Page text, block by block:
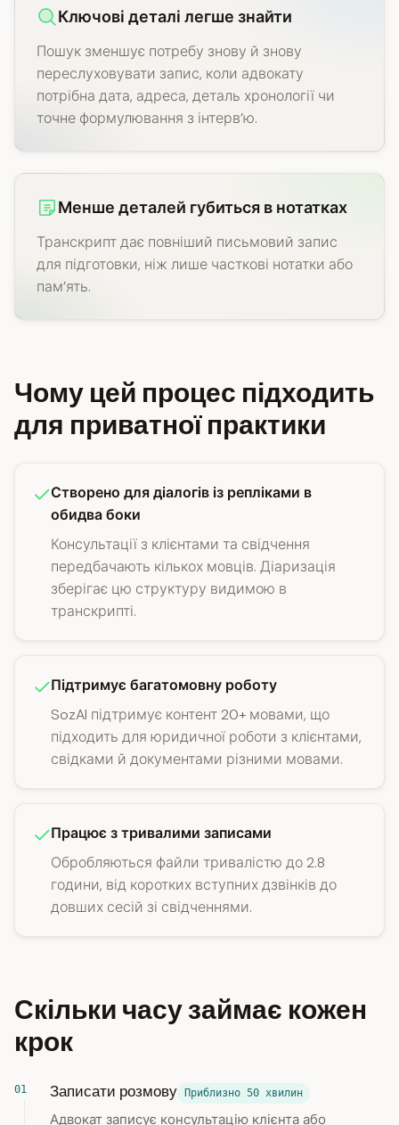
Ключові деталі легше знайти
Пошук зменшує потребу знову й знову
переслуховувати запис, коли адвокату
потрібна дата, адреса, деталь хронології чи
точне формулювання з інтерв’ю.
Менше деталей губиться в нотатках
Транскрипт дає повніший письмовий запис
для підготовки, ніж лише часткові нотатки або
пам’ять.
Чому цей процес підходить
для приватної практики
Створено для діалогів із репліками в
обидва боки
Консультації з клієнтами та свідчення
передбачають кількох мовців. Діаризація
зберігає цю структуру видимою в
транскрипті.
Підтримує багатомовну роботу
SozAI підтримує контент 20+ мовами, що
підходить для юридичної роботи з клієнтами,
свідками й документами різними мовами.
Працює з тривалими записами
Обробляються файли тривалістю до 2.8
години, від коротких вступних дзвінків до
довших сесій зі свідченнями.
Скільки часу займає кожен
крок
Записати розмову Приблизно 50 хвилин
Адвокат записує консультацію клієнта або